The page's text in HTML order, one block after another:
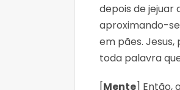
depois de jejuar
aproximando-
em pães.
toda palavra
[Mente] Então,